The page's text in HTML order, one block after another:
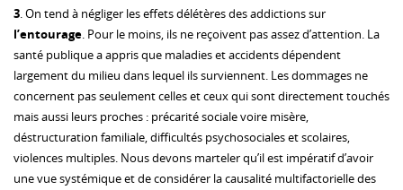
3. On tend à négliger les effets délétères des addictions sur
l’entourage. Pour le moins, ils ne reçoivent pas assez d’attention. La
santé publique a appris que maladies et accidents dépendent
largement du milieu dans lequel ils surviennent. Les dommages ne
concernent pas seulement celles et ceux qui sont directement touchés
mais aussi leurs proches : précarité sociale voire misère,
déstructuration familiale, difficultés psychosociales et scolaires,
violences multiples. Nous devons marteler qu’il est impératif d’avoir
une vue systémique et de considérer la causalité multifactorielle des